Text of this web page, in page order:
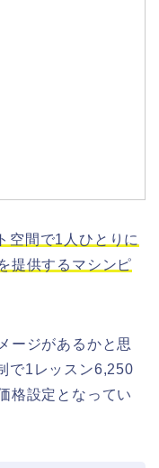
空間で1人ひとりに
提供するマシンピ
ージがあるかと思
で1レッスン6,250
格設定となってい